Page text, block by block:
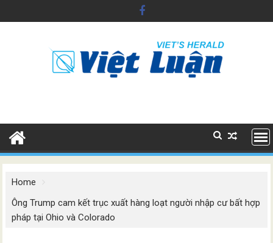
to
Home
Ông Trump cam kết trục xuất hàng loạt người nhập cư bất hợp
pháp tại Ohio và Colorado